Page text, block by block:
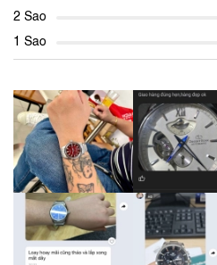
2 Sao
1 Sao